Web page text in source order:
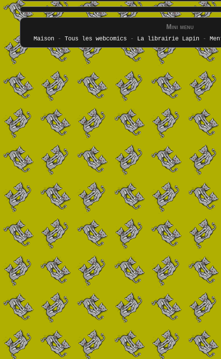
Mini menu
Maison- Tous les webcomics - La librairie Lapin-